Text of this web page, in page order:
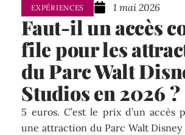
EXPÉRIENCES 1 mai 2026
Faut-il un accès
file pour les
du Parc Walt
Studios en 2026 ?
5 euros. C’est le prix d’un accès
une attraction du Parc Walt Disney